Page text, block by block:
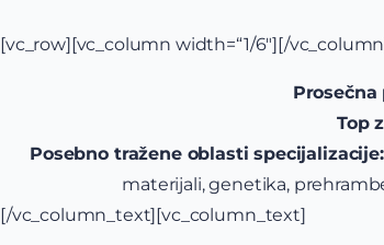
[vc_row][vc_column width=“1/6″][/
Prosečna
Top
Posebno tražene oblasti specijalizacije:
materijali, genetika,
[/vc_column_text][vc_column_text]